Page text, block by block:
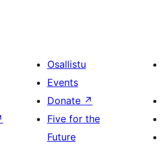
Osallistu
Events
Donate ↗
Five for the
Future